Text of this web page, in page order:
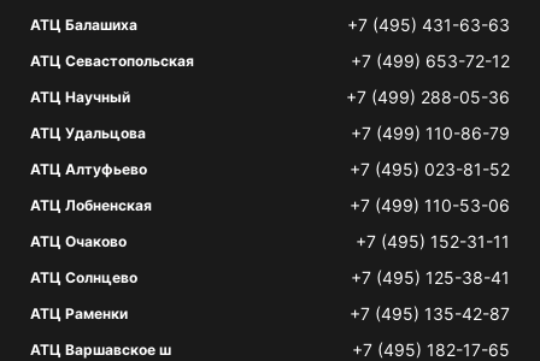
АТЦ Балашиха +7 (495) 431-63-63
АТЦ Севастопольская +7 (499) 653-72-12
АТЦ Научный +7 (499) 288-05-36
АТЦ Удальцова +7 (499) 110-86-79
АТЦ Алтуфьево +7 (495) 023-81-52
АТЦ Лобненская +7 (499) 110-53-06
АТЦ Очаково +7 (495) 152-31-11
АТЦ Солнцево +7 (495) 125-38-41
АТЦ Раменки +7 (495) 135-42-87
АТЦ Варшавское ш +7 (495) 182-17-65